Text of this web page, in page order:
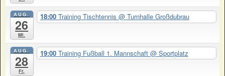
AUG.
26
Mi.
18:00 Training Tischtennis @ Turnhalle Großdubrau
AUG.
28
Fr.
19:00 Training Fußball 1. Mannschaft @ Sportplatz